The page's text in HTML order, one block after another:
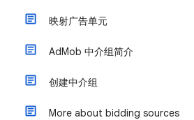
映射广告单元
AdMob 中介组简介
创建中介组
More about bidding sources